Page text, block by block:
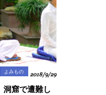
芽挿しが原則
禁止の方向
に・・？
よみもの 2018/9/29
洞窟で遭難し